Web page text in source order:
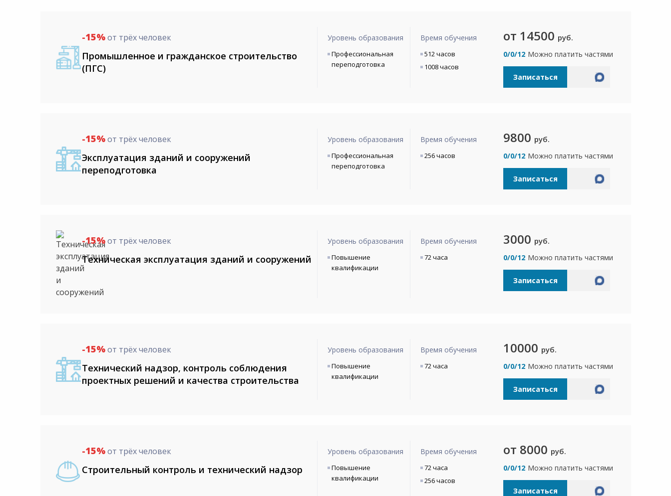
-15%от трёх человек
Промышленное и гражданское строительство
(ПГС)
Уровень образования
Профессиональная
переподготовка
Время обучения
512 часов
1008 часов
от 14500 руб.
0/0/12 Можно платить частями
Записаться
-15%от трёх человек
Эксплуатация зданий и сооружений
переподготовка
Уровень образования
Профессиональная
переподготовка
Время обучения
256 часов
9800 руб.
0/0/12 Можно платить частями
Записаться
-15%от трёх человек
Техническая эксплуатация зданий и сооружений
Уровень образования
Повышение
квалификации
Время обучения
72 часа
3000 руб.
0/0/12 Можно платить частями
Записаться
-15%от трёх человек
Технический надзор, контроль соблюдения
проектных решений и качества строительства
Уровень образования
Повышение
квалификации
Время обучения
72 часа
10000 руб.
0/0/12 Можно платить частями
Записаться
-15%от трёх человек
Строительный контроль и технический надзор
Уровень образования
Повышение
квалификации
Время обучения
72 часа
256 часов
от 8000 руб.
0/0/12 Можно платить частями
Записаться